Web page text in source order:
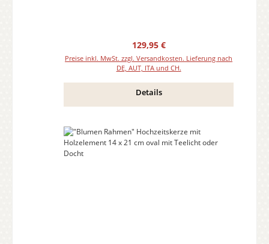
Regulärer Preis:
129,95 €
Preise inkl. MwSt. zzgl. Versandkosten. Lieferung nach
DE, AUT, ITA und CH.
Details